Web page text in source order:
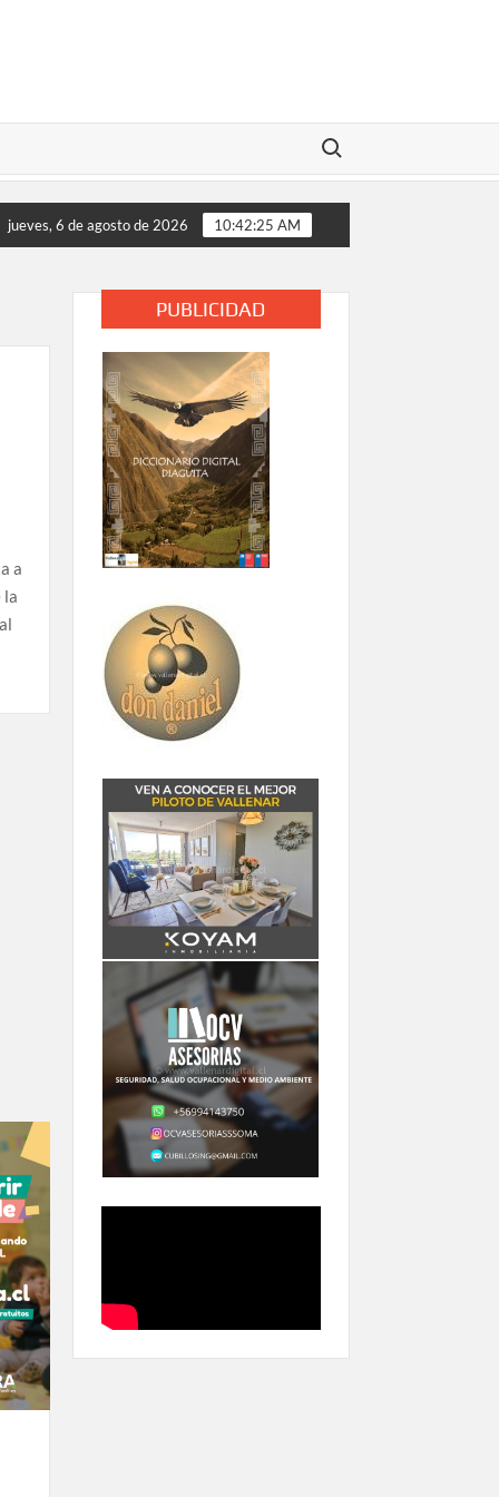
Buscar:
de las comunidades educativas rurales de Vallenar y Alto
jueves, 6 de agosto de 2026 10:42:26 AM
a
la
PUBLICIDAD